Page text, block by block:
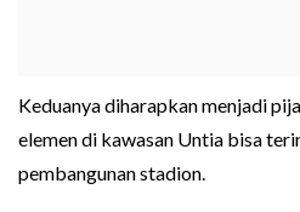
Keduanya diharapkan menjadi
elemen di kawasan Untia bisa
pembangunan stadion.